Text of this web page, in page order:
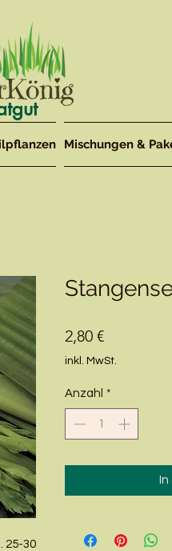
Mischungen &
25-30
2,80 €Preis
inkl. MwSt.
Anzahl *
In